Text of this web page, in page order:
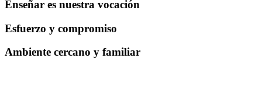
Enseñar es nuestra vocación
Esfuerzo y compromiso
Ambiente cercano y familiar